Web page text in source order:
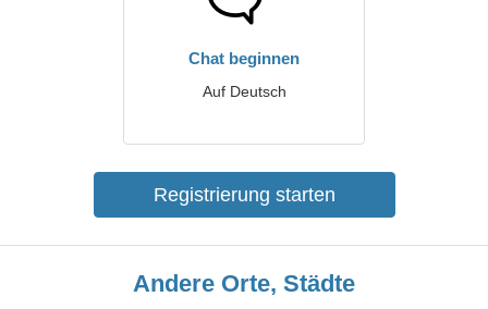
Chat beginnen
Auf Deutsch
Registrierung starten
Andere Orte, Städte